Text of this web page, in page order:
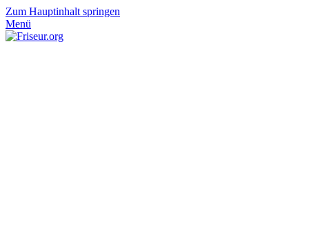
Zum Hauptinhalt springen
Menü